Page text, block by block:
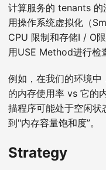
计算服务的 tenants
用操作系统虚拟化（
CPU 限制和存储I / O
用USE Method进行检
例如，在我们的环境
的内存使用率 vs 它的
描程序可能处于空闲状
到"内存容量饱和度”。
Strategy